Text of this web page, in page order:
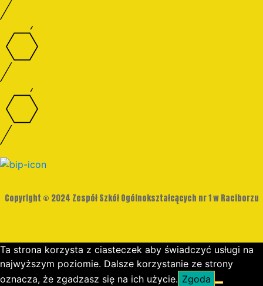
Copyright © 2024 Zespół Szkół Ogólnokształcących nr 1 w Raciborzu
Ta strona korzysta z ciasteczek aby świadczyć usługi na
najwyższym poziomie. Dalsze korzystanie ze strony
oznacza, że zgadzasz się na ich użycie. Zgoda